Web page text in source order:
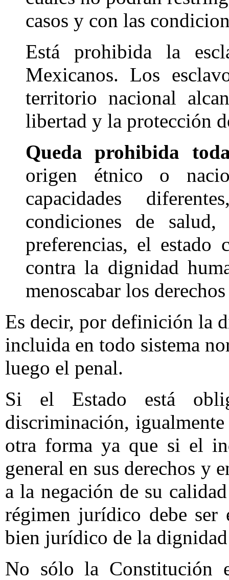
casos y con las
Está prohibida la
Mexicanos. Los
territorio nacional
libertad y la protección
Queda prohibida
origen étnico o
capacidades
condiciones de
preferencias, el
contra la dignidad
menoscabar los
Es decir, por definición la
incluida en todo sistema
luego el penal.
Si el Estado está
discriminación,
otra forma ya que si el
general en sus derechos y
a la negación de su
régimen jurídico debe ser
bien jurídico de la
No sólo la Constitución